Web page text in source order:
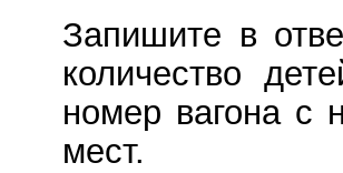
Запишите в
количество
номер вагона с
мест.